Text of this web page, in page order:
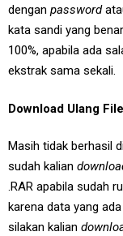
dengan password
kata sandi yang
100%, apabila ada
ekstrak sama sekali.
Download Ulang
Masih tidak berhasil
sudah kalian
.RAR apabila sudah
karena data yang
silakan kalian